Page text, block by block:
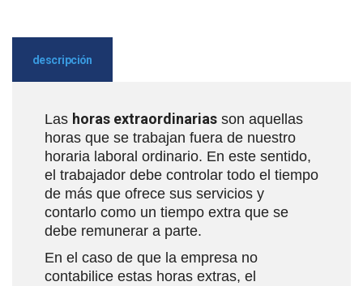
descripción
Las horas extraordinarias son aquellas
horas que se trabajan fuera de nuestro
horaria laboral ordinario. En este sentido,
el trabajador debe controlar todo el tiempo
de más que ofrece sus servicios y
contarlo como un tiempo extra que se
debe remunerar a parte.
En el caso de que la empresa no
contabilice estas horas extras, el